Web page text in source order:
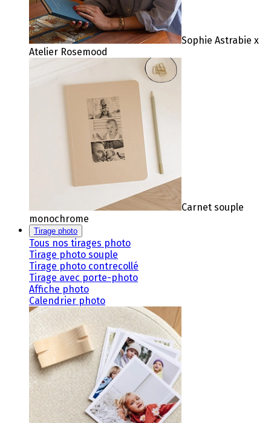
Sophie Astrabie x
Atelier Rosemood
Carnet souple
monochrome
Tirage photo
Tous nos tirages photo
Tirage photo souple
Tirage photo contrecollé
Tirage avec porte-photo
Affiche photo
Calendrier photo